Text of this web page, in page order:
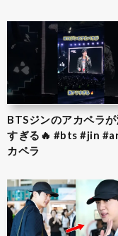
BTSジンのアカペラ
すぎる🔥 #bts #jin
カペラ